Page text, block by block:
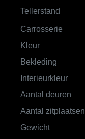
Tellerstand
Carrosserie
Kleur
Bekleding
Interieurkleur
Aantal deuren
Aantal zitplaatsen
Gewicht